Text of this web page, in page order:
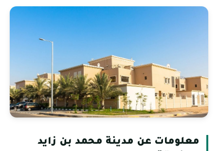
معلومات عن مدينة محمد بن زايد